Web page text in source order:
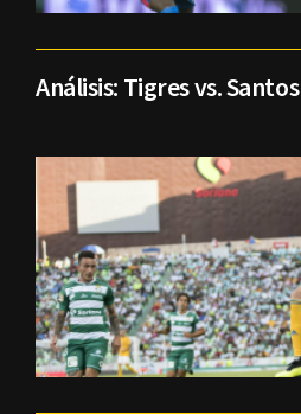
Análisis: Tigres vs. Santos